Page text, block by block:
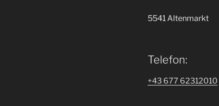
5541 Altenmarkt
Telefon:
+43 677 62312010